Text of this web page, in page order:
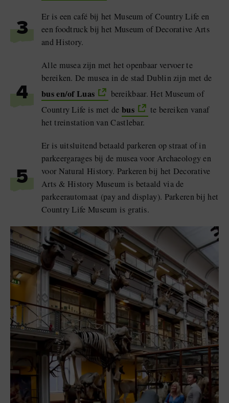
3
Er is een café bij het Museum of Country Life en
een foodtruck bij het Museum of Decorative Arts
and History.
4
Alle musea zijn met het openbaar vervoer te
bereiken. De musea in de stad Dublin zijn met de
bus en/of Luas
bereikbaar. Het Museum of
Country Life is met de bus
te bereiken vanaf
het treinstation van Castlebar.
5
Er is uitsluitend betaald parkeren op straat of in
parkeergarages bij de musea voor Archaeology en
voor Natural History. Parkeren bij het Decorative
Arts & History Museum is betaald via de
parkeerautomaat (pay and display). Parkeren bij het
Country Life Museum is gratis.